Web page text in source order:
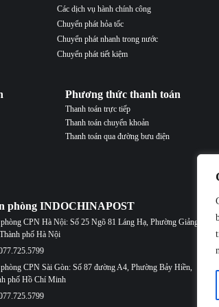
Các dịch vụ hành chính công
Chuyển phát hỏa tốc
Chuyển phát nhanh trong nước
Chuyển phát tiết kiệm
Phương thức thanh toán
Thanh toán trực tiếp
Thanh toán chuyển khoản
Thanh toán qua đường bưu điện
phòng INDOCHINAPOST
CPN Hà Nội: Số 25 Ngõ 81 Láng Hạ, Phường Giảng
phố Hà Nội
CPN Sài Gòn: Số 87 đường A4, Phường Bảy Hiền,
phố Hồ Chí Minh